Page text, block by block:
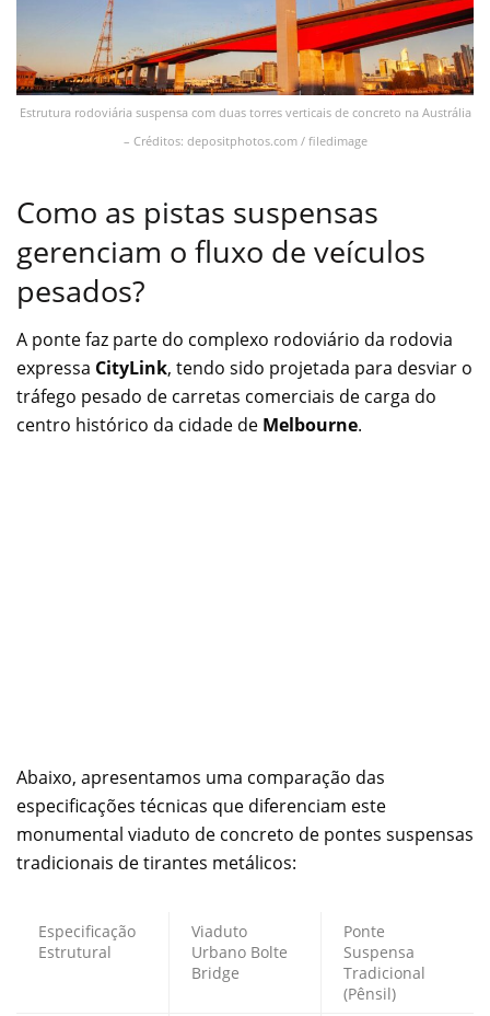
Estrutura rodoviária suspensa com duas torres verticais de concreto na Austrália
– Créditos: depositphotos.com / filedimage
Como as pistas suspensas
gerenciam o fluxo de veículos
pesados?
A ponte faz parte do complexo rodoviário da rodovia
expressa CityLink, tendo sido projetada para desviar o
tráfego pesado de carretas comerciais de carga do
centro histórico da cidade de Melbourne.
Abaixo, apresentamos uma comparação das
especificações técnicas que diferenciam este
monumental viaduto de concreto de pontes suspensas
tradicionais de tirantes metálicos:
Especificação
Estrutural
Viaduto
Urbano Bolte
Bridge
Ponte
Suspensa
Tradicional
(Pênsil)